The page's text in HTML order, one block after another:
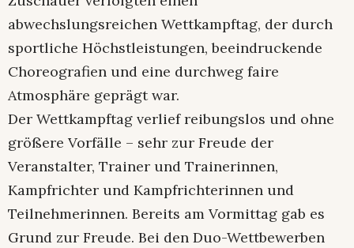
abwechslungsreichen Wettkampftag, der durch
sportliche Höchstleistungen, beeindruckende
Choreografien und eine durchweg faire
Atmosphäre geprägt war.
Der Wettkampftag verlief reibungslos und ohne
größere Vorfälle – sehr zur Freude der
Veranstalter, Trainer und Trainerinnen,
Kampfrichter und Kampfrichterinnen und
Teilnehmerinnen. Bereits am Vormittag gab es
Grund zur Freude. Bei den Duo-Wettbewerben